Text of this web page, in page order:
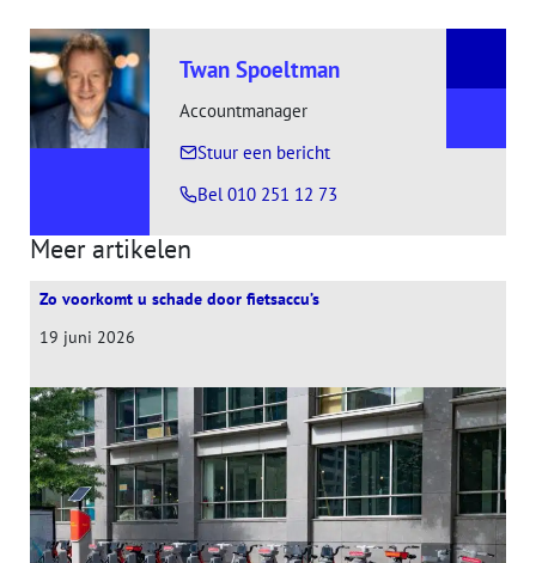
Twan Spoeltman
Accountmanager
Stuur een bericht
, naar Twan Spoeltman
Bel 010 251 12 73
Meer artikelen
Zo voorkomt u schade door fietsaccu’s
19 juni 2026